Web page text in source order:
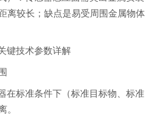
离较长；缺点是易受周围金属物体
键技术参数详解
在标准条件下（标准目标物、标准
。